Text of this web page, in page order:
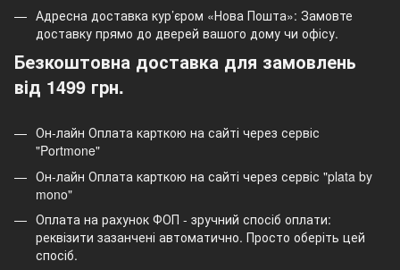
Адресна доставка кур’єром «Нова Пошта»: Замовте
доставку прямо до дверей вашого дому чи офісу.
Безкоштовна доставка для замовлень
від 1499 грн.
Он-лайн Оплата карткою на сайті через сервіс
"Portmone"
Он-лайн Оплата карткою на сайті через сервіс "plata by
mono"
Оплата на рахунок ФОП - зручний спосіб оплати:
реквізити зазанчені автоматично. Просто оберіть цей
спосіб.